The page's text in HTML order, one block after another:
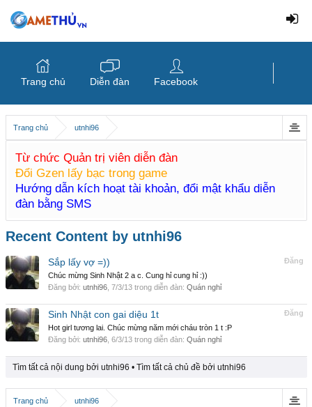
Trang chủ utnhi96
Từ chức Quản trị viên diễn đàn
Đổi Gzen lấy bạc trong game
Hướng dẫn kích hoạt tài khoản, đổi mật khẩu diễn
đàn bằng SMS
Recent Content by utnhi96
Đăng
Sắp lấy vợ =))
Chúc mừng Sinh Nhật 2 a c. Cung hỉ cung hỉ :))
Đăng bởi: utnhi96, 7/3/13trong diễn đàn: Quán nghỉ
Đăng
Sinh Nhật con gai diệu 1t
Hot girl tương lai. Chúc mừng năm mới cháu tròn 1 t :P
Đăng bởi: utnhi96, 6/3/13trong diễn đàn: Quán nghỉ
Tìm tất cả nội dung bởi utnhi96 Tìm tất cả chủ đề bởi utnhi96
Trang chủ utnhi96
Trang chủ Diễn đàn Facebook